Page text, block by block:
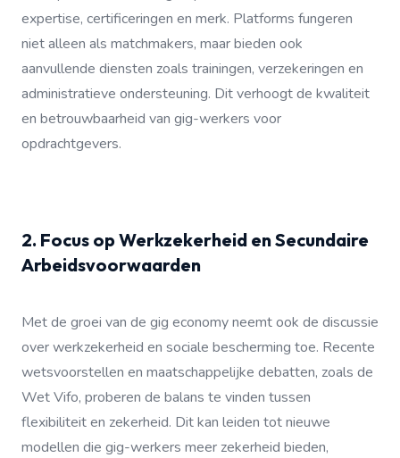
expertise, certificeringen en merk. Platforms fungeren
niet alleen als matchmakers, maar bieden ook
aanvullende diensten zoals trainingen, verzekeringen en
administratieve ondersteuning. Dit verhoogt de kwaliteit
en betrouwbaarheid van gig-werkers voor
opdrachtgevers.
2. Focus op Werkzekerheid en Secundaire
Arbeidsvoorwaarden
Met de groei van de gig economy neemt ook de discussie
over werkzekerheid en sociale bescherming toe. Recente
wetsvoorstellen en maatschappelijke debatten, zoals de
Wet Vifo, proberen de balans te vinden tussen
flexibiliteit en zekerheid. Dit kan leiden tot nieuwe
modellen die gig-werkers meer zekerheid bieden,